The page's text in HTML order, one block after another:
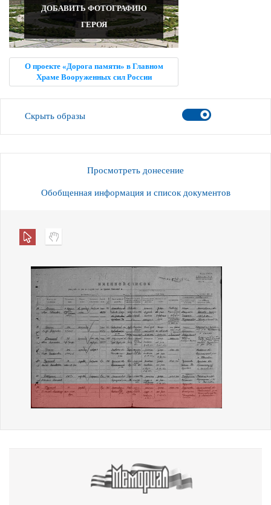
ДОБАВИТЬ ФОТОГРАФИЮ
ГЕРОЯ
О проекте «Дорога памяти» в Главном
Храме Вооруженных сил России
Скрыть образы
Просмотреть донесение
Обобщенная информация и список документов